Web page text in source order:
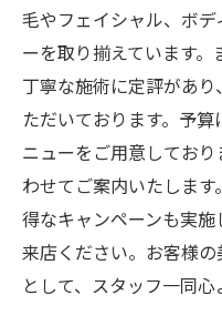
毛やフェイシャル、ボ
ーを取り揃えています
丁寧な施術に定評があ
ただいております。予
ニューをご用意してお
わせてご案内いたしま
得なキャンペーンも実
来店ください。お客様
として、スタッフ一同心